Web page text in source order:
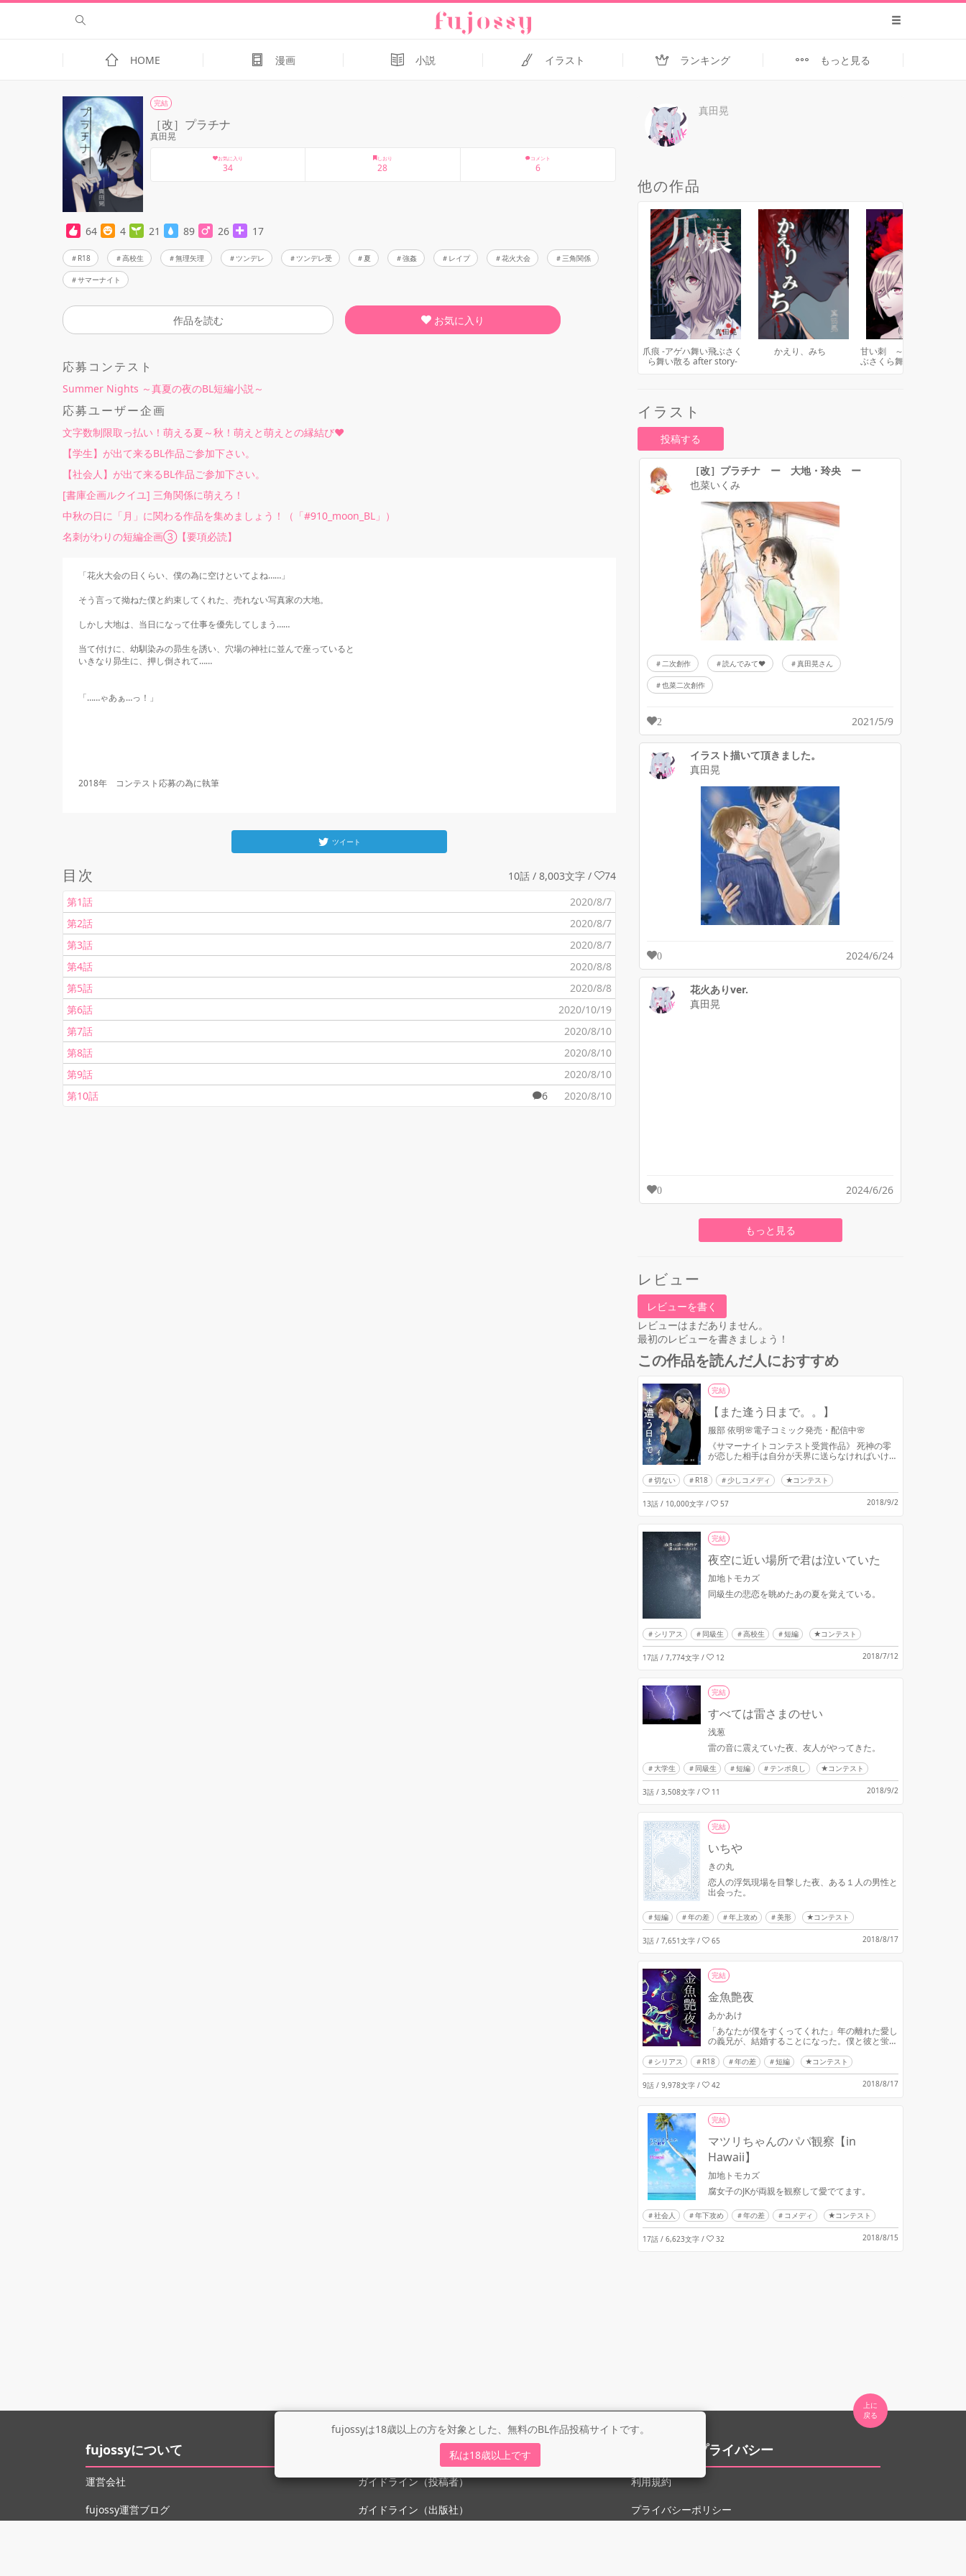
fujossyは18歳以上の方を対象とした、無料のBL作品投稿サイトです。
私は18歳以上です
HOME 漫画 小説 イラスト ランキング もっと見る
完結
［改］プラチナ
真田晃
お気に入り
34
しおり
28
コメント
6
64 4 21 89 26 17
R18 高校生 無理矢理 ツンデレ ツンデレ受 夏 強姦 レイプ 花火大会 三角関係
サマーナイト
作品を読む お気に入り
応募コンテスト
Summer Nights ～真夏の夜のBL短編小説～
応募ユーザー企画
文字数制限取っ払い！萌える夏～秋！萌えと萌えとの縁結び♥️
【学生】が出て来るBL作品ご参加下さい。
【社会人】が出て来るBL作品ご参加下さい。
[書庫企画ルクイユ] 三角関係に萌えろ！
中秋の日に「月」に関わる作品を集めましょう！（「#910_moon_BL」）
名刺がわりの短編企画③【要項必読】
「花火大会の日くらい、僕の為に空けといてよね……」
そう言って拗ねた僕と約束してくれた、売れない写真家の大地。
しかし大地は、当日になって仕事を優先してしまう……
当て付けに、幼馴染みの昴生を誘い、穴場の神社に並んで座っていると
いきなり昴生に、押し倒されて……
「……ゃあぁ…っ！」
2018年　コンテスト応募の為に執筆
ツイート
目次 10話 / 8,003文字 /
74
第1話
2020/8/7
第2話
2020/8/7
第3話
2020/8/7
第4話
2020/8/8
第5話
2020/8/8
第6話
2020/10/19
第7話
2020/8/10
第8話
2020/8/10
第9話
2020/8/10
第10話
6 2020/8/10
真田晃
他の作品
爪痕 -アゲハ舞い飛ぶさく
ら舞い散る after story-
かえり、みち
甘い刺 ～アゲハ舞い飛
ぶさくら舞い散る 若葉
イラスト
投稿する
［改］プラチナ ー 大地・玲央 ー
也菜いくみ
二次創作 読んでみて♥ 真田晃さん
也菜二次創作
2 2021/5/9
イラスト描いて頂きました。
真田晃
0 2024/6/24
花火ありver.
真田晃
0 2024/6/26
もっと見る
レビュー
レビューを書く
レビューはまだありません。
最初のレビューを書きましょう！
この作品を読んだ人におすすめ
完結
【また逢う日まで。。】
服部 依明🌸電子コミック発売・配信中🌸
《サマーナイトコンテスト受賞作品》 死神の零
が恋した相手は自分が天界に送らなければいけな
切ない R18 少しコメディ ★コンテスト
13話 / 10,000文字 / 57 2018/9/2
完結
夜空に近い場所で君は泣いていた
加地トモカズ
同級生の悲恋を眺めたあの夏を覚えている。
シリアス 同級生 高校生 短編 ★コンテスト
17話 / 7,774文字 / 12 2018/7/12
完結
すべては雷さまのせい
浅葱
雷の音に震えていた夜、友人がやってきた。
大学生 同級生 短編 テンポ良し ★コンテスト
3話 / 3,508文字 / 11 2018/9/2
完結
いちや
きの丸
恋人の浮気現場を目撃した夜、ある１人の男性と
出会った。
短編 年の差 年上攻め 美形 ★コンテスト
3話 / 7,651文字 / 65 2018/8/17
完結
金魚艶夜
あかあけ
「あなたが僕をすくってくれた」年の離れた愛し
の義兄が、結婚することになった。僕と彼と蛍の
シリアス R18 年の差 短編 ★コンテスト
9話 / 9,978文字 / 42 2018/8/17
完結
マツリちゃんのパパ観察【in
Hawaii】
加地トモカズ
腐女子のJKが両親を観察して愛でてます。
社会人 年下攻め 年の差 コメディ ★コンテスト
17話 / 6,623文字 / 32 2018/8/15
上に
fujossyについて
運営会社
fujossy運営ブログ
ガイドライン（投稿者）
ガイドライン（出版社）
利用規約とプライバシー
利用規約
プライバシーポリシー